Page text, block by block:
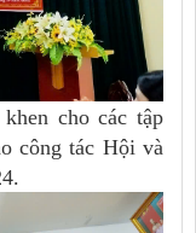
cho các tập
công tác Hội và